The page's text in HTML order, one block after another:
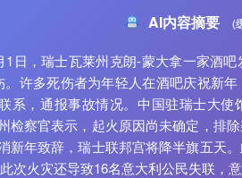
AI内容摘要 (
1日，瑞士瓦莱州克朗-蒙大拿一家酒吧
。许多死伤者为年轻人在酒吧庆祝新
系，通报事故情况。中国驻瑞士大
检察官表示，起火原因尚未确定，排
新年致辞，瑞士联邦宫将降半旗五天
次火灾还导致16名意大利公民失联，